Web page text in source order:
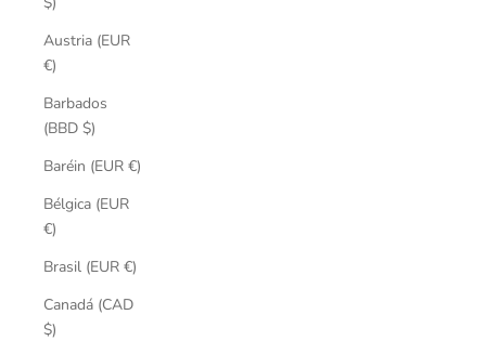
Austria (EUR
€)
Barbados
(BBD $)
Baréin (EUR €)
Bélgica (EUR
€)
Brasil (EUR €)
Canadá (CAD
$)